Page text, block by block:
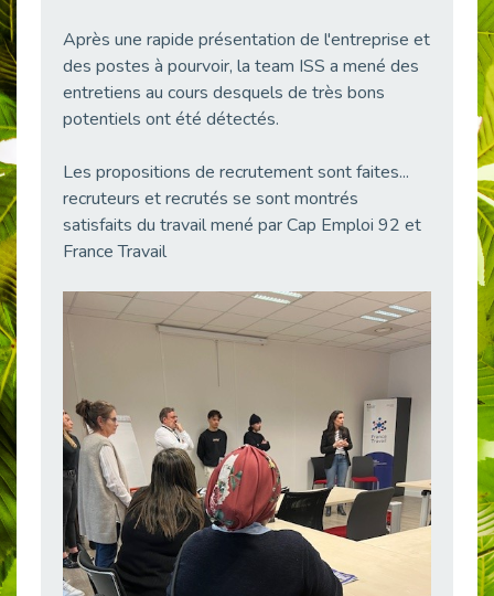
Publié le 29/04/2026
Optimiser son CV lorsqu’on est en situation de handicap
Publié le 29/04/2026
Mobilisation pour l’alternance et le handicap
Publié le 24/04/2026
Témoignage : "Le maintien en emploi est un investissement, pas une contrainte."
Publié le 22/04/2026
[RETOUR SUR] Une session de recrutement inclusive réussie à Asnières !
Publié le 20/04/2026
Emploi et Handicap : Une alliance de style entre Cap Emploi 92 et La Cravate Solidaire
Publié le 20/04/2026
Publié le 13/04/2026
Après une rapide présentation de l'entreprise et
des postes à pourvoir, la team ISS a mené des
entretiens au cours desquels de très bons
potentiels ont été détectés.
Les propositions de recrutement sont faites...
recruteurs et recrutés se sont montrés
satisfaits du travail mené par Cap Emploi 92 et
France Travail